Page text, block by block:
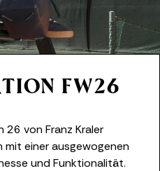
FW26
von Franz Kraler
einer ausgewogenen
und Funktionalität.